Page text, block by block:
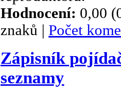
Hodnocení: 0,00
znaků | Počet
Zápisník
seznamy